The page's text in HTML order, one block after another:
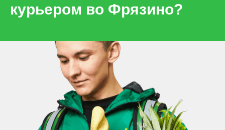
курьером во Фрязино?